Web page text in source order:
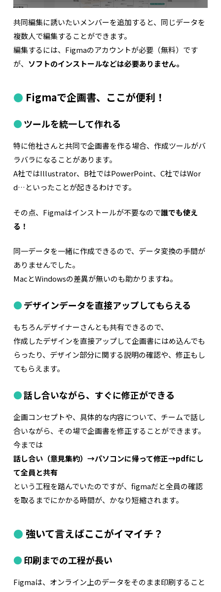
共同編集に誘いたいメンバーを追加すると、同じデータを
複数人で編集することができます。
編集するには、Figmaのアカウントが必要（無料）です
が、 ソフトのインストールなどは必要ありません。
Figmaで企画書、ここが便利！
ツールを統一して作れる
特に他社さんと共同で企画書を作る場合、作成ツールがバ
ラバラになることがあります。
A社ではIllustrator、B社ではPowerPoint、C社ではWor
d…といったことが起きるわけです。
その点、Figmaはインストールが不要なので誰でも使え
る！
同一データを一緒に作成できるので、データ変換の手間が
ありませんでした。
MacとWindowsの差異が無いのも助かりますね。
デザインデータを直接アップしてもらえる
もちろんデザイナーさんとも共有できるので、
作成したデザインを直接アップして企画書にはめ込んでも
らったり、デザイン部分に関する説明の確認や、修正もし
てもらえます。
話し合いながら、すぐに修正ができる
企画コンセプトや、具体的な内容について、チームで話し
合いながら、その場で企画書を修正することができます。
今までは
話し合い（意見集約）→パソコンに帰って修正→pdfにし
て全員と共有
という工程を踏んでいたのですが、figmaだと全員の確認
を取るまでにかかる時間が、かなり短縮されます。
強いて言えばここがイマイチ？
印刷までの工程が長い
Figmaは、オンライン上のデータをそのまま印刷すること